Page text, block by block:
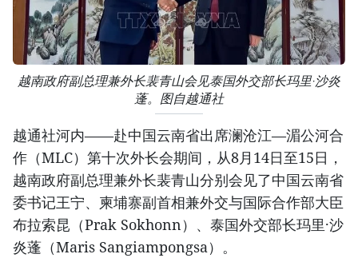
越南政府副总理兼外长裴青山会见泰国外交部长玛里·沙炎
蓬。图自越通社
越通社河内——赴中国云南省出席澜沧江—湄公河合
作（MLC）第十次外长会期间，从8月14日至15日，
越南政府副总理兼外长裴青山分别会见了中国云南省
委书记王宁、柬埔寨副首相兼外交与国际合作部大臣
布拉索昆（Prak Sokhonn）、泰国外交部长玛里·沙
炎蓬（Maris Sangiampongsa）。